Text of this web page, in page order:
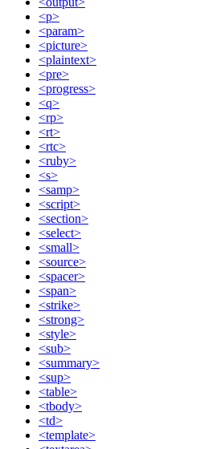
<p>
<param>
<picture>
<plaintext>
<pre>
<progress>
<q>
<rp>
<rt>
<rtc>
<ruby>
<s>
<samp>
<script>
<section>
<select>
<small>
<source>
<spacer>
<span>
<strike>
<strong>
<style>
<sub>
<summary>
<sup>
<table>
<tbody>
<td>
<template>